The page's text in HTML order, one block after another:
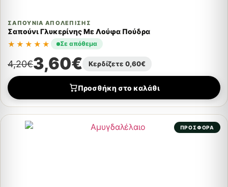
ΣΑΠΟΎΝΙΑ ΑΠΟΛΈΠΙΣΗΣ
Σαπούνι Γλυκερίνης Με Λούφα Πούδρα
★★★★★
Σε απόθεμα
4,20€3,60€ Κερδίζετε 0,60€
Προσθήκη στο καλάθι
ΠΡΟΣΦΟΡΑ